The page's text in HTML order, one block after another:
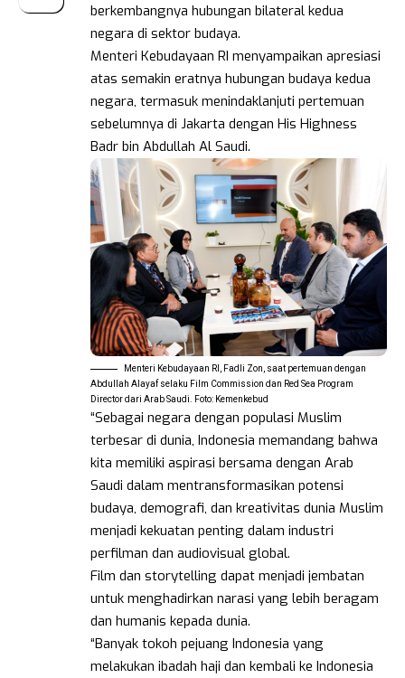
berkembangnya hubungan bilateral kedua
negara di sektor budaya.
Menteri Kebudayaan RI menyampaikan apresiasi
atas semakin eratnya hubungan budaya kedua
negara, termasuk menindaklanjuti pertemuan
sebelumnya di Jakarta dengan His Highness
Badr bin Abdullah Al Saudi.
Menteri Kebudayaan RI, Fadli Zon, saat pertemuan dengan
Abdullah Alayaf selaku Film Commission dan Red Sea Program
Director dari Arab Saudi. Foto: Kemenkebud
“Sebagai negara dengan populasi Muslim
terbesar di dunia, Indonesia memandang bahwa
kita memiliki aspirasi bersama dengan Arab
Saudi dalam mentransformasikan potensi
budaya, demografi, dan kreativitas dunia Muslim
menjadi kekuatan penting dalam industri
perfilman dan audiovisual global.
Film dan storytelling dapat menjadi jembatan
untuk menghadirkan narasi yang lebih beragam
dan humanis kepada dunia.
“Banyak tokoh pejuang Indonesia yang
melakukan ibadah haji dan kembali ke Indonesia